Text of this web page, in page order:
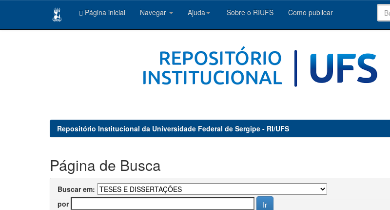
Página inicial Navegar Ajuda Sobre o RIUFS Como publicar
Repositório Institucional da Universidade Federal de Sergipe - RI/UFS
Página de Busca
Buscar em:
por